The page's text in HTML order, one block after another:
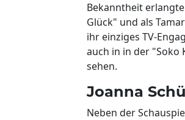
Bekanntheit
Glück" und als
ihr einziges TV-
auch in in der "Soko
sehen.
Joanna
Neben der